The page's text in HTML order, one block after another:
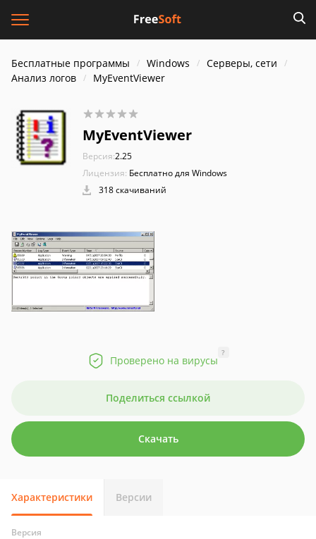
Бесплатные программы Windows
Серверы, сети
Анализ логов
MyEventViewer
MyEventViewer
Версия:2.25
Лицензия: Бесплатно для Windows
318 скачиваний
Проверено на вирусы
?
Поделиться ссылкой
Скачать
Характеристики Версии
Версия